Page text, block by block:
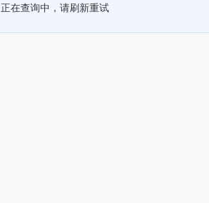
正在查询中，请刷新重试